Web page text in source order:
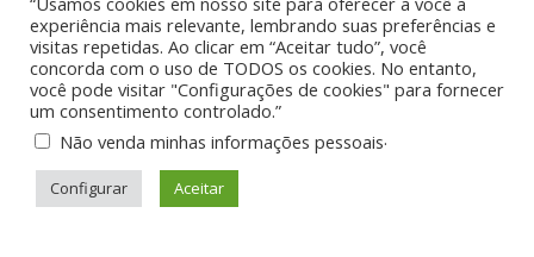
experiência mais relevante, lembrando suas preferências e
visitas repetidas. Ao clicar em “Aceitar tudo”, você
concorda com o uso de TODOS os cookies. No entanto,
você pode visitar "Configurações de cookies" para fornecer
um consentimento controlado.”
Não venda minhas informações pessoais.
Configurar Aceitar